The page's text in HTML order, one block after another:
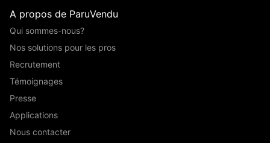
A propos de ParuVendu
Qui sommes-nous?
Nos solutions pour les pros
Recrutement
Témoignages
Presse
Applications
Nous contacter